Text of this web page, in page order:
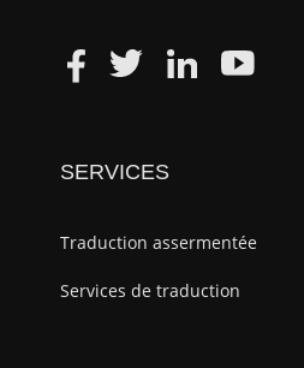
SERVICES
Traduction assermentée
Services de traduction